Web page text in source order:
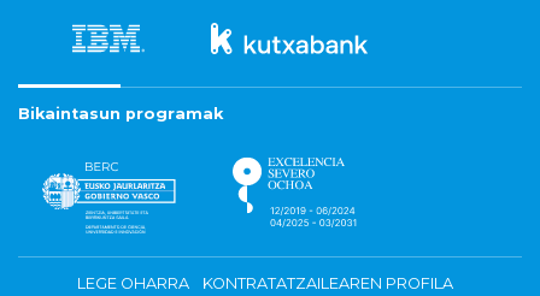
Bikaintasun programak
LEGE OHARRA KONTRATATZAILEAREN PROFILA